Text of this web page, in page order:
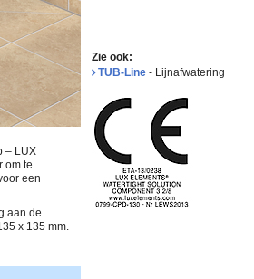
– LUX
om te
een
aan de
x 135 mm.
Zie ook:
TUB-Line- Lijnafwatering